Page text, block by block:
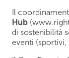
Il
Hub
di sostenibilità
eventi (sportivi,